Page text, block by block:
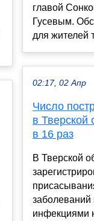
главой
Гусевым.
для жителей
02:17, 02 Апр
Число
в Тверской
в 16 раз
В Тверской
инфекциями